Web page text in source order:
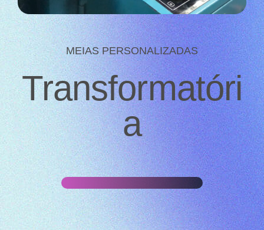
MEIAS PERSONALIZADAS
Transformatóri
a